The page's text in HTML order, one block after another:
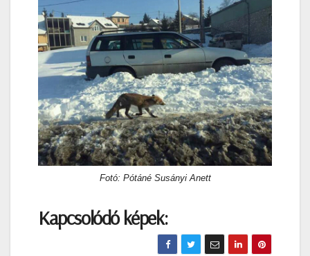
Fotó: Pótáné Susányi Anett
Kapcsolódó képek: